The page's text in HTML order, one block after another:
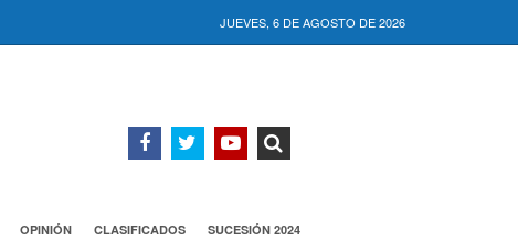
JUEVES, 6 DE AGOSTO DE 2026
OPINIÓN CLASIFICADOS SUCESIÓN 2024